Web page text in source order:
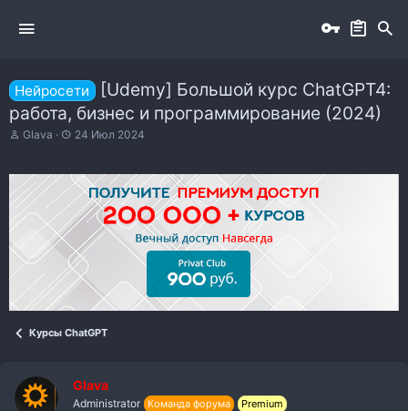
Нейросети
[Udemy] Большой курс ChatGPT4:
работа, бизнес и программирование (2024)
А
о
р
т
е
Glava
Д
а
ч
л
а
24 Июл 2024
Курсы ChatGPT
Glava
Administrator Команда форума Premium